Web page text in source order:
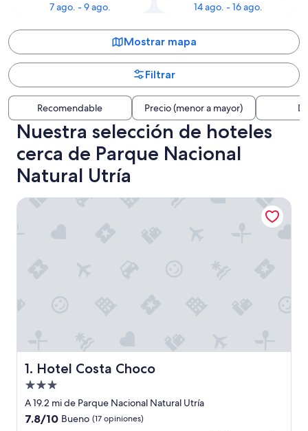
7 ago. - 9 ago.
14 ago. - 16 ago.
Mostrar mapa
Filtrar
Recomendable Precio (menor a mayor)
Nuestra selección de hoteles
cerca de Parque Nacional
Natural Utría
1. Hotel Costa Choco
Hotel Costa Choco
Propiedad
de
3.0
A 19.2 mi de Parque Nacional Natural Utría
7.8
7.8/10 Bueno (17 opiniones)
Hotel Costa Choco